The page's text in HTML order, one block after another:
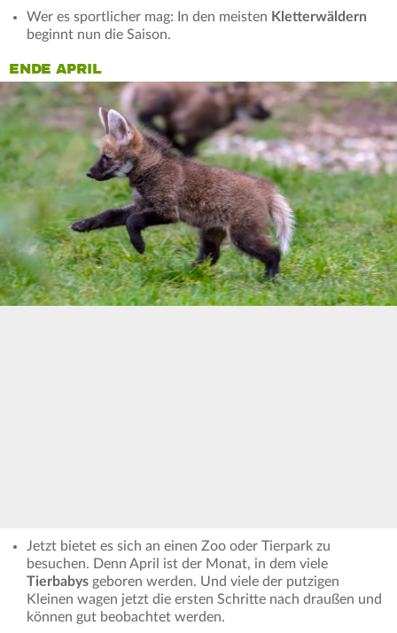
Wer es sportlicher mag: In den meisten Kletterwäldern
beginnt nun die Saison.
ENDE APRIL
Jetzt bietet es sich an einen Zoo oder Tierpark zu
besuchen. Denn April ist der Monat, in dem viele
Tierbabys geboren werden. Und viele der putzigen
Kleinen wagen jetzt die ersten Schritte nach draußen und
können gut beobachtet werden.